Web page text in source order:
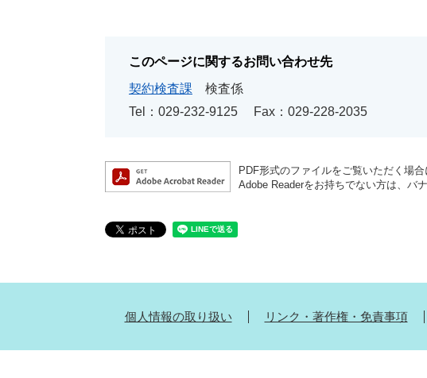
このページに関するお問い合わせ先
契約検査課
検査係
Tel：029-232-9125
Fax：029-228-2035
PDF形式のファイルをご覧いただく場
Adobe Readerをお持ちでない方は、バ
個人情報の取り扱い リンク・著作権・免責事項